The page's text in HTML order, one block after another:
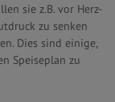
sie z.B. vor Herz-
zu senken
Dies sind einige,
Speiseplan zu